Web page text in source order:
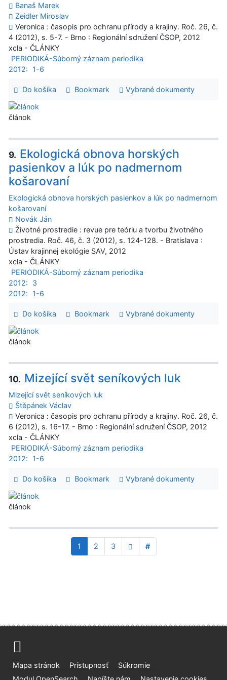
Banaš Marek
Zeidler Miroslav
Veronica : časopis pro ochranu přírody a krajiny. Roč. 26, č.
4 (2012), s. 5-7. - Brno : Regionální sdružení ČSOP, 2012
xcla - ČLÁNKY
PERIODIKÁ-Súborný záznam periodika
2012:
1-6
Do košíka Bookmark Vybrané dokumenty
článok
9. Ekologická obnova horských
pasienkov a lúk po nadmernom
košarovaní
Ekologická obnova horských pasienkov a lúk po nadmernom
košarovaní
Novák Ján
Životné prostredie : revue pre teóriu a tvorbu životného
prostredia. Roč. 46, č. 3 (2012), s. 124-128. - Bratislava :
Ústav krajinnej ekológie SAV, 2012
xcla - ČLÁNKY
PERIODIKÁ-Súborný záznam periodika
2012:
3
2012:
1-6
Do košíka Bookmark Vybrané dokumenty
článok
10. Mizející svět seníkových luk
Mizející svět seníkových luk
Štěpánek Václav
Veronica : časopis pro ochranu přírody a krajiny. Roč. 26, č.
6 (2012), s. 16-17. - Brno : Regionální sdružení ČSOP, 2012
xcla - ČLÁNKY
PERIODIKÁ-Súborný záznam periodika
2012:
1-6
Do košíka Bookmark Vybrané dokumenty
článok
1 2 3 #
Mapa stránok Prístupnosť
Súkromie